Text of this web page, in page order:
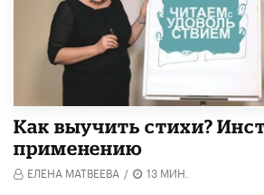
Как выучить стихи?
применению
ЕЛЕНА МАТВЕЕВА / 13 МИН.